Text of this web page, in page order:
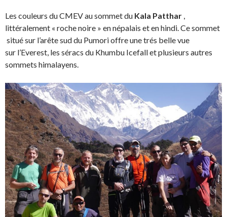
Les couleurs du CMEV au sommet du Kala Patthar ,
littéralement « roche noire » en népalais et en hindi. Ce sommet
situé sur l’arête sud du Pumori offre une trés belle vue
sur l’Everest, les séracs du Khumbu Icefall et plusieurs autres
sommets himalayens.